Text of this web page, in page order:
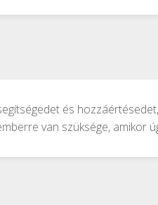
és
van szüksége, amikor